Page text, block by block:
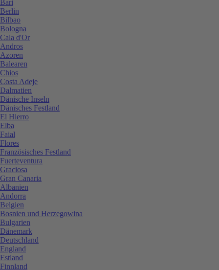
Bari
Berlin
Bilbao
Bologna
Cala d'Or
Andros
Azoren
Balearen
Chios
Costa Adeje
Dalmatien
Dänische Inseln
Dänisches Festland
El Hierro
Elba
Faial
Flores
Französisches Festland
Fuerteventura
Graciosa
Gran Canaria
Albanien
Andorra
Belgien
Bosnien und Herzegowina
Bulgarien
Dänemark
Deutschland
England
Estland
Finnland